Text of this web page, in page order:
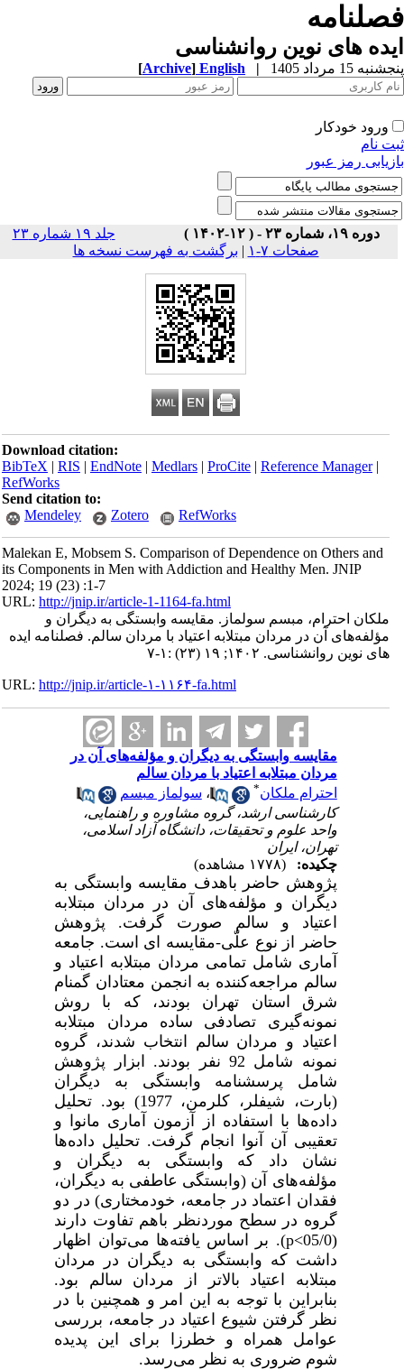
های نوین روانشناسی
15 مرداد 1405 |
English
[Archive]
ورود خودکار
نام
رمز عبور
دوره ۱۹، شماره ۲۳ - ( ۱۲-۱۴۰۲ )
جلد ۱۹ شماره ۲۳
صفحات ۷-۱
| برگشت به فهرست نسخه ها
Download citation:
BibTeX|RIS|EndNote|Medlars|ProCite|Reference Manager
RefWorks
Send citation to:
Mendeley
Zotero RefWorks
Malekan E, Mobsem S. Comparison of Dependence on Others and
its Components in Men with Addiction and Healthy Men. JNIP
2024; 19 (23) :1-7
URL:http://jnip.ir/article-1-1164-fa.html
ملکان احترام، مبسم سولماز. مقایسه وابستگی به دیگران و
مؤلفه‌های آن در مردان مبتلابه اعتیاد با مردان سالم. فصلنامه ایده
های نوین روانشناسی. ۱۴۰۲; ۱۹ (۲۳) :۱-۷
URL:http://jnip.ir/article-۱-۱۱۶۴-fa.html
مقایسه وابستگی به دیگران و مؤلفه‌های آن در
مردان مبتلابه اعتیاد با مردان سالم
احترام ملکان * ،سولماز مبسم
کارشناسی ارشد، گروه مشاوره و راهنمایی،
واحد علوم و تحقیقات، دانشگاه آزاد اسلامی،
تهران، ایران
چکیده:
پژوهش حاضر باهدف مقایسه وابستگی به
دیگران و مؤلفه‌های آن در مردان مبتلابه
اعتیاد و سالم صورت گرفت. پژوهش
حاضر از نوع علّی-مقایسه ای است. جامعه
آماری شامل تمامی مردان مبتلابه اعتیاد و
سالم مراجعه‌کننده به انجمن معتادان گمنام
شرق استان تهران بودند، که با روش
نمونه‌گیری تصادفی ساده مردان مبتلابه
اعتیاد و مردان سالم انتخاب شدند، گروه
نمونه شامل 92 نفر بودند. ابزار پژوهش
شامل پرسشنامه وابستگی به دیگران
(بارت، شیفلر، کلرمن، 1977) بود. تحلیل
داده‌ها با استفاده از آزمون آماری مانوا و
تعقیبی آن آنوا انجام گرفت. تحلیل داده‌ها
نشان داد که وابستگی به دیگران و
مؤلفه‌های آن (وابستگی عاطفی به دیگران،
فقدان اعتماد در جامعه، خودمختاری) در دو
گروه در سطح موردنظر باهم تفاوت دارند
p). بر اساس یافته‌ها می‌توان اظهار
داشت که وابستگی به دیگران در مردان
مبتلابه اعتیاد بالاتر از مردان سالم بود.
بنابراین با توجه به این امر و همچنین با در
نظر گرفتن شیوع اعتیاد در جامعه، بررسی
عوامل همراه و خطرزا برای این پدیده
شوم ضروری به نظر می‌رسد.